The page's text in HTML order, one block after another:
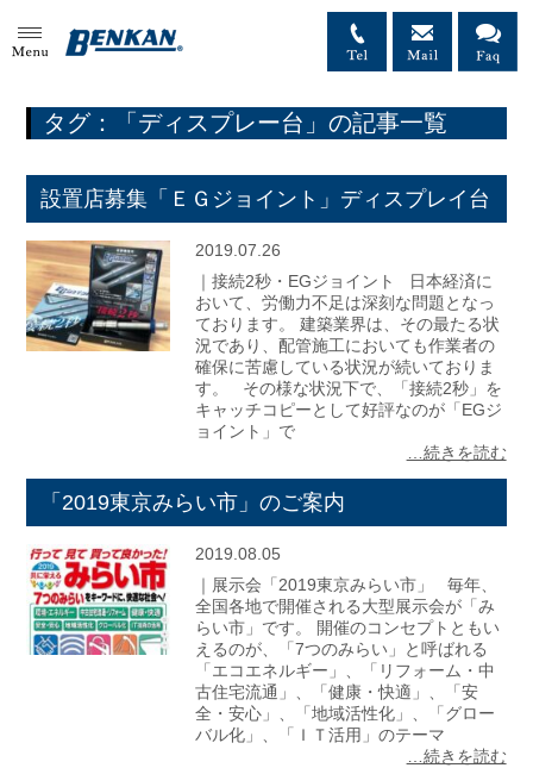
タグ：「ディスプレー台」の記事一覧
設置店募集「ＥＧジョイント」ディスプレイ台
2019.07.26
｜接続2秒・EGジョイント 日本経済に
おいて、労働力不足は深刻な問題となっ
ております。 建築業界は、その最たる状
況であり、配管施工においても作業者の
確保に苦慮している状況が続いておりま
す。 その様な状況下で、「接続2秒」を
キャッチコピーとして好評なのが「EGジ
ョイント」で
…続きを読む
「2019東京みらい市」のご案内
2019.08.05
｜展示会「2019東京みらい市」 毎年、
全国各地で開催される大型展示会が「み
らい市」です。 開催のコンセプトともい
えるのが、「7つのみらい」と呼ばれる
「エコエネルギー」、「リフォーム・中
古住宅流通」、「健康・快適」、「安
全・安心」、「地域活性化」、「グロー
バル化」、「ＩＴ活用」のテーマ
…続きを読む